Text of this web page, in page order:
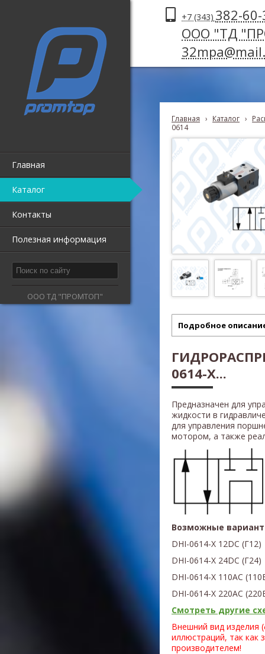
Главная
Каталог
Контакты
Полезная информация
ООО ТД "ПРОМТОП"
+7 (343) 382-
ООО "ТД
Главная › Каталог ›
0614
Подробное
0614-X...
Предназначен для
жидкости в
для управления
мотором, а также
Возможные
DHI-0614-X 12DС (Г12)
DHI-0614-X 24DС (Г24)
DHI-0614-X 110AC
DHI-0614-X 220AC
Смотреть другие
Внешний вид изделия
иллюстраций, так как
производителем!